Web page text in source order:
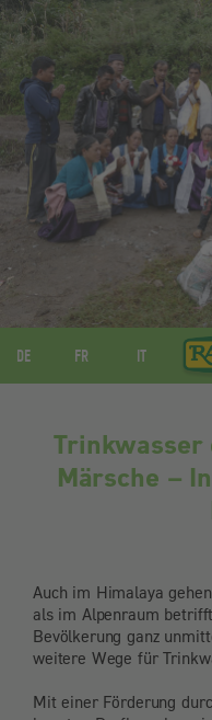
DE FR IT
Trinkwasser
Märsche –
Auch im Himalaya
als im Alpenraum
Bevölkerung ganz
weitere Wege für
Mit einer Förderung